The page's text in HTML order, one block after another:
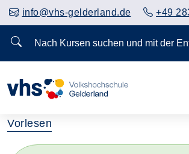
info@vhs-gelderland.de +49
Nach Kursen suchen und mit der
Vorlesen